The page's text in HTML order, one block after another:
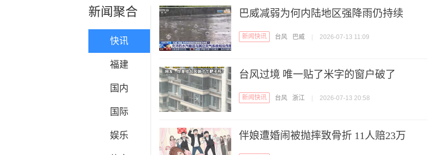
新闻聚合
快讯
福建
国内
国际
娱乐
巴威减弱为何内陆地区强降雨仍持续
新闻快讯 台风 巴威 2026-07-13 11:09
台风过境 唯一贴了米字的窗户破了
新闻快讯 台风 浙江 2026-07-13 20:58
伴娘遭婚闹被抛摔致骨折 11人赔23万